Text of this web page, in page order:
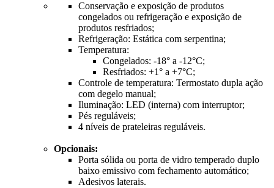
Conservação e exposição de produtos
congelados ou refrigeração e exposição de
produtos resfriados;
Refrigeração: Estática com serpentina;
Temperatura:
Congelados: -18° a -12°C;
Resfriados: +1° a +7°C;
Controle de temperatura: Termostato dupla ação
com degelo manual;
Iluminação: LED (interna) com interruptor;
Pés reguláveis;
4 níveis de prateleiras reguláveis.
Opcionais:
Porta sólida ou porta de vidro temperado duplo
baixo emissivo com fechamento automático;
Adesivos laterais.